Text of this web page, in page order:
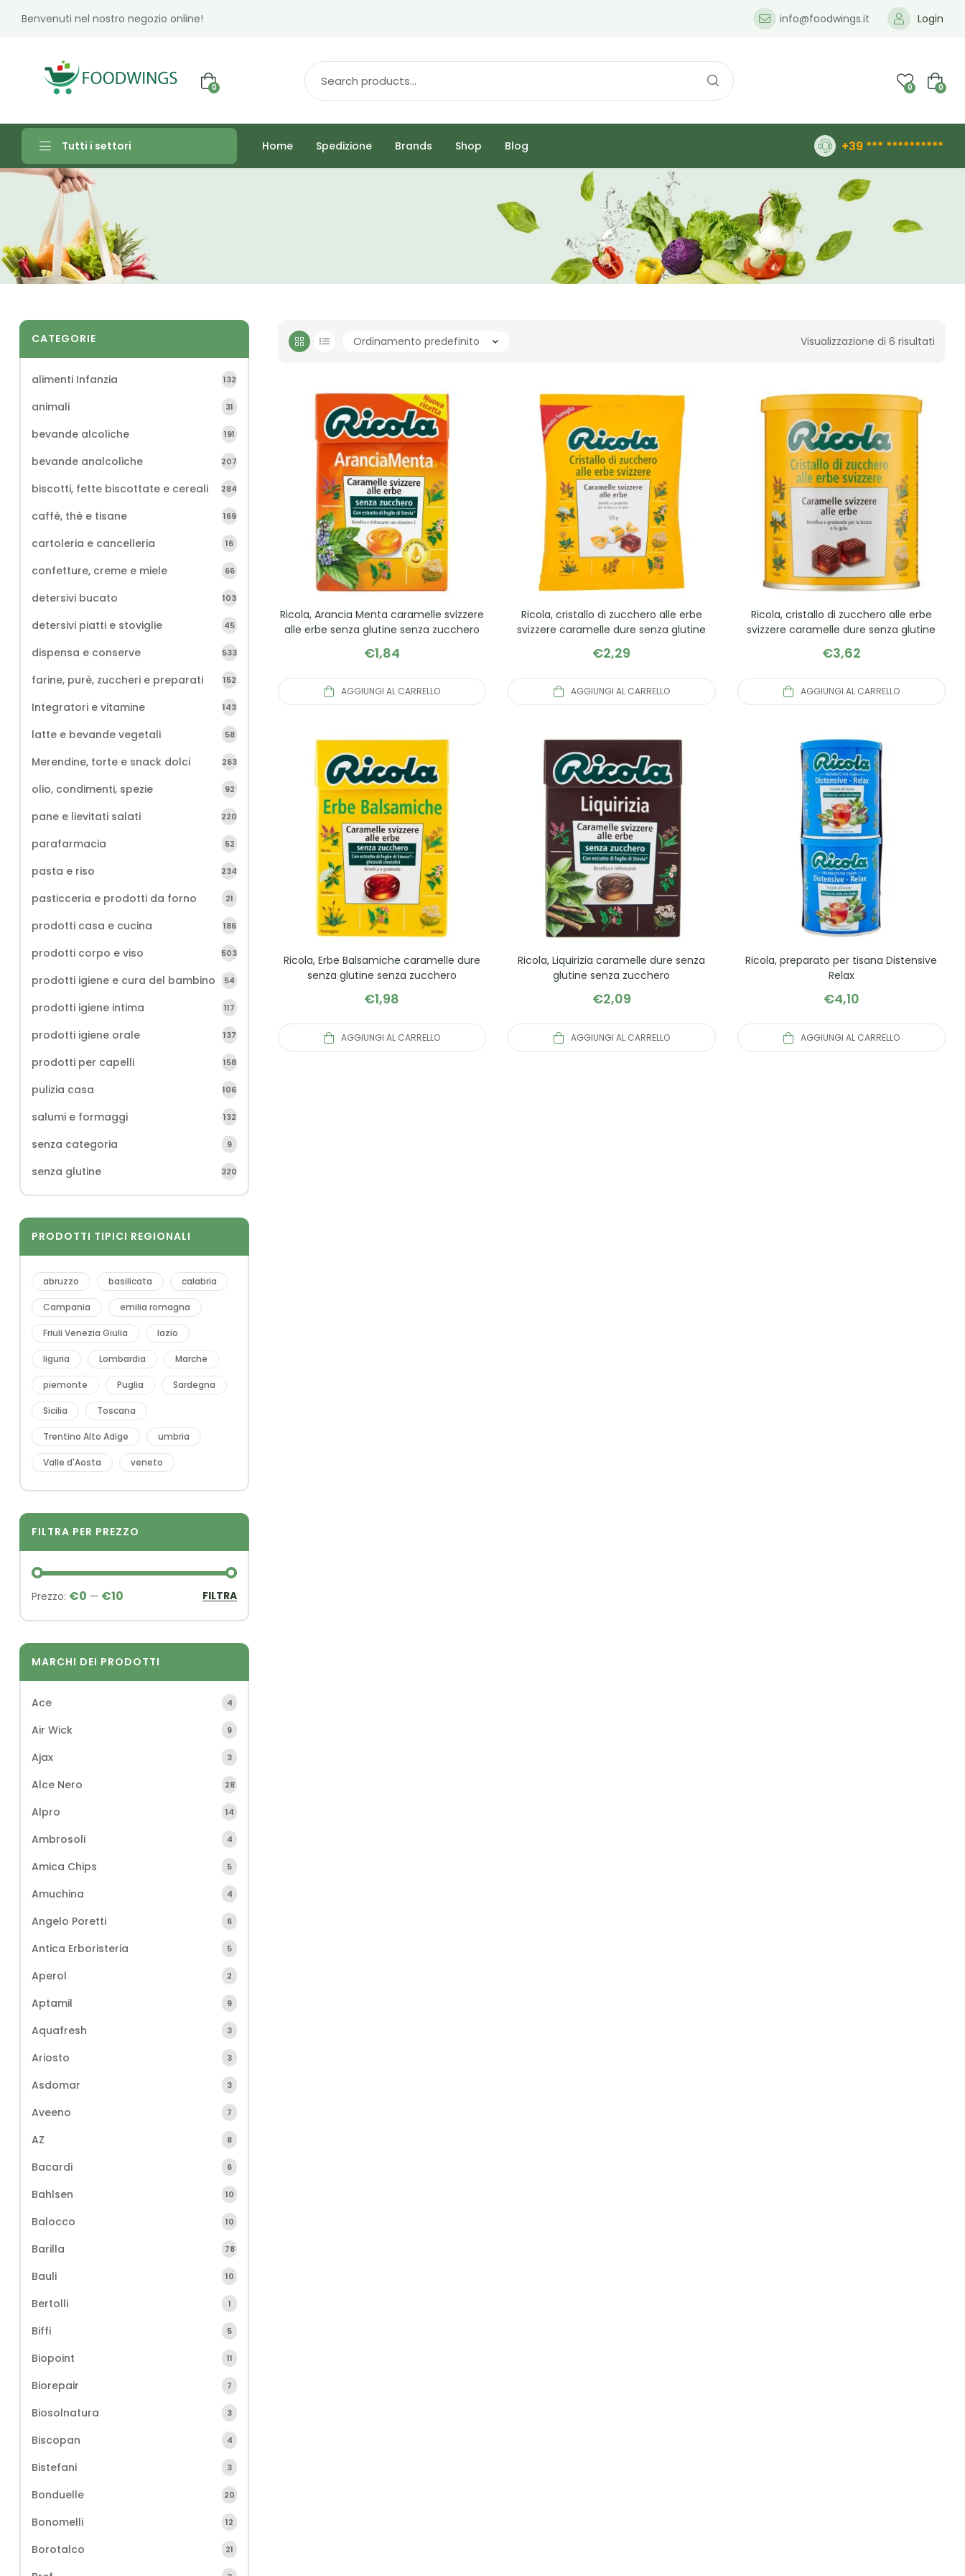
Benvenuti nel nostro negozio online! info@foodwings.it Login
0 0 0
Tutti i settori Home Spedizione Brands Shop Blog +39 *** **********
Visualizzazione di 6 risultati
Ricola, Arancia Menta caramelle svizzere
alle erbe senza glutine senza zucchero
€1,84
AGGIUNGI AL CARRELLO
Ricola, cristallo di zucchero alle erbe
svizzere caramelle dure senza glutine
€2,29
AGGIUNGI AL CARRELLO
Ricola, cristallo di zucchero alle erbe
svizzere caramelle dure senza glutine
€3,62
AGGIUNGI AL CARRELLO
Ricola, Erbe Balsamiche caramelle dure
senza glutine senza zucchero
€1,98
AGGIUNGI AL CARRELLO
Ricola, Liquirizia caramelle dure senza
glutine senza zucchero
€2,09
AGGIUNGI AL CARRELLO
Ricola, preparato per tisana Distensive
Relax
€4,10
AGGIUNGI AL CARRELLO
CATEGORIE
alimenti Infanzia 132
animali 31
bevande alcoliche 191
bevande analcoliche 207
biscotti, fette biscottate e cereali 284
caffè, thè e tisane 169
cartoleria e cancelleria 16
confetture, creme e miele 66
detersivi bucato 103
detersivi piatti e stoviglie 45
dispensa e conserve 533
farine, purè, zuccheri e preparati 152
Integratori e vitamine 143
latte e bevande vegetali 58
Merendine, torte e snack dolci 263
olio, condimenti, spezie 92
pane e lievitati salati 220
parafarmacia 52
pasta e riso 234
pasticceria e prodotti da forno 21
prodotti casa e cucina 186
prodotti corpo e viso 503
prodotti igiene e cura del bambino 54
prodotti igiene intima 117
prodotti igiene orale 137
prodotti per capelli 158
pulizia casa 106
salumi e formaggi 132
senza categoria 9
senza glutine 320
PRODOTTI TIPICI REGIONALI
abruzzo basilicata calabria
Campania emilia romagna
Friuli Venezia Giulia lazio
liguria Lombardia Marche
piemonte Puglia Sardegna
Sicilia Toscana
Trentino Alto Adige umbria
Valle d'Aosta veneto
FILTRA PER PREZZO
FILTRA
Prezzo: €0 — €10
MARCHI DEI PRODOTTI
Ace 4
Air Wick 9
Ajax 3
Alce Nero 28
Alpro 14
Ambrosoli 4
Amica Chips 5
Amuchina 4
Angelo Poretti 6
Antica Erboristeria 5
Aperol 2
Aptamil 9
Aquafresh 3
Ariosto 3
Asdomar 3
Aveeno 7
AZ 8
Bacardi 6
Bahlsen 10
Balocco 10
Barilla 78
Bauli 10
Bertolli 1
Biffi 5
Biopoint 11
Biorepair 7
Biosolnatura 3
Biscopan 4
Bistefani 3
Bonduelle 20
Bonomelli 12
Borotalco 21